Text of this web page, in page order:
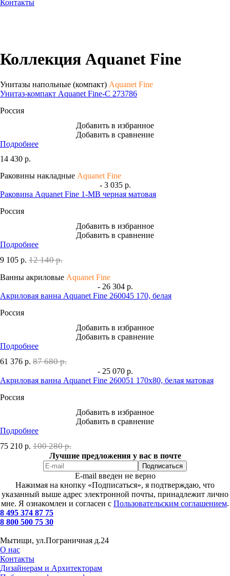
Контакты
Коллекция Aquanet Fine
Унитазы напольные (компакт) Aquanet Fine
Унитаз-компакт Aquanet Fine-C 273786
Россия
Добавить в избранное
Добавить в сравнение
Подробнее
14 430 р.
Раковины накладные Aquanet Fine
- 3 035 р.
Раковина Aquanet Fine 1-MB черная матовая
Россия
Добавить в избранное
Добавить в сравнение
Подробнее
9 105 р. 12 140 р.
Ванны акриловые Aquanet Fine
- 26 304 р.
Акриловая ванна Aquanet Fine 260045 170, белая
Россия
Добавить в избранное
Добавить в сравнение
Подробнее
61 376 р. 87 680 р.
- 25 070 р.
Акриловая ванна Aquanet Fine 260051 170x80, белая матовая
Россия
Добавить в избранное
Добавить в сравнение
Подробнее
75 210 р. 100 280 р.
Лучшие предложения у вас в почте
E-mail введен не верно
Нажимая на кнопку «Подписаться», я подтверждаю, что
указанный выше адрес электронной почты, принадлежит лично
мне. Я ознакомлен и согласен с Пользовательским соглашением.
8 495 374 87 75
8 800 500 75 30
Мытищи, ул.Пограничная д.24
О нас
Контакты
Дизайнерам и Архитекторам